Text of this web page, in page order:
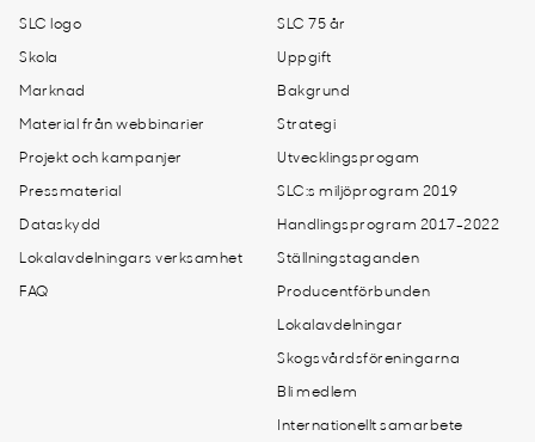
SLC logo
Skola
Marknad
Material från webbinarier
Projekt och kampanjer
Pressmaterial
Dataskydd
Lokalavdelningars verksamhet
FAQ
SLC 75 år
Uppgift
Bakgrund
Strategi
Utvecklingsprogam
SLC:s miljöprogram 2019
Handlingsprogram 2017-2022
Ställningstaganden
Producentförbunden
Lokalavdelningar
Skogsvårdsföreningarna
Bli medlem
Internationellt samarbete